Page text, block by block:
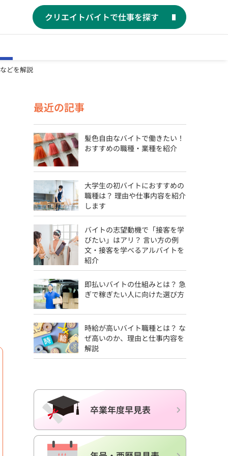
クリエイトバイトで仕事を探す
どを解説
最近の記事
髪色自由なバイトで働きたい！
おすすめの職種・業種を紹介
大学生の初バイトにおすすめの
職種は？ 理由や仕事内容を紹介
します
バイトの志望動機で「接客を学
びたい」はアリ？ 言い方の例
文・接客を学べるアルバイトを
紹介
即払いバイトの仕組みとは？ 急
ぎで稼ぎたい人に向けた選び方
時給が高いバイト職種とは？ な
ぜ高いのか、理由と仕事内容を
解説